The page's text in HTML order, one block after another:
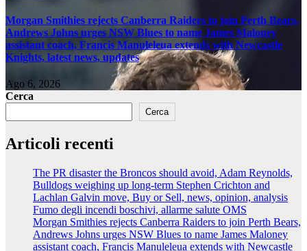
Morgan Smithies rejects Canberra Raiders to join Perth Bears,
Andrews Johns urges NSW Blues to name James Maloney
assistant coach, Francis Manuleleua extends with Newcastle
Knights, latest news, updates
Ago 6, 2026
Cerca
Cerca
Articoli recenti
The PR disaster the Broncos should avoid, Adam Reynolds,
Bulldogs weighing up long-term Stephen Crichton and
Lachlan Galvin move, Buy or Sell, news, opinion, analysis
Fumo degli incendi boschivi, allarme salute OMS
Morgan Smithies rejects Canberra Raiders to join Perth Bears,
Andrews Johns urges NSW Blues to name James Maloney
assistant coach, Francis Manuleleua extends with Newcastle